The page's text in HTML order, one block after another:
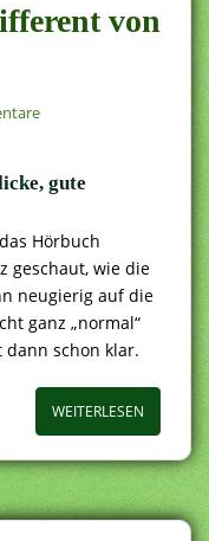
von
gute
Hörbuch
geschaut, wie die
neugierig auf die
ganz „normal“
schon klar.
WEITERLESEN